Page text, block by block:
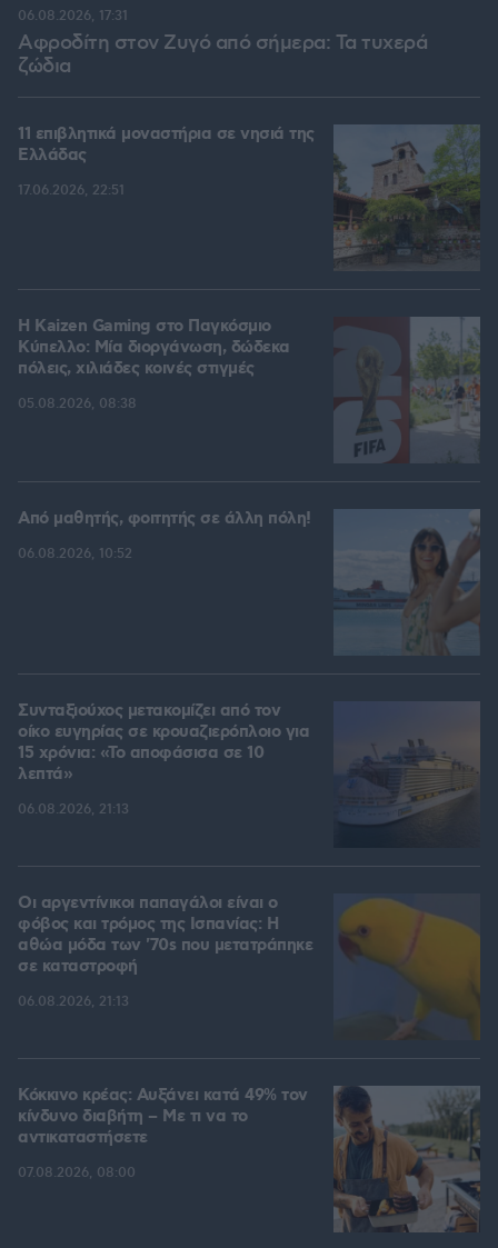
Αφροδίτη στον Ζυγό από σήμερα: Τα τυχερά
ζώδια
06.08.2026, 17:31
11 επιβλητικά μοναστήρια σε νησιά της
Ελλάδας
17.06.2026, 22:51
H Kaizen Gaming στο Παγκόσμιο
Kύπελλο: Μία διοργάνωση, δώδεκα
πόλεις, χιλιάδες κοινές στιγμές
05.08.2026, 08:38
Από μαθητής, φοιτητής σε άλλη πόλη!
06.08.2026, 10:52
Συνταξιούχος μετακομίζει από τον
οίκο ευγηρίας σε κρουαζιερόπλοιο για
15 χρόνια: «Το αποφάσισα σε 10
λεπτά»
06.08.2026, 21:13
Οι αργεντίνικοι παπαγάλοι είναι ο
φόβος και τρόμος της Ισπανίας: Η
αθώα μόδα των '70s που μετατράπηκε
σε καταστροφή
06.08.2026, 21:13
Κόκκινο κρέας: Αυξάνει κατά 49% τον
κίνδυνο διαβήτη – Με τι να το
αντικαταστήσετε
07.08.2026, 08:00